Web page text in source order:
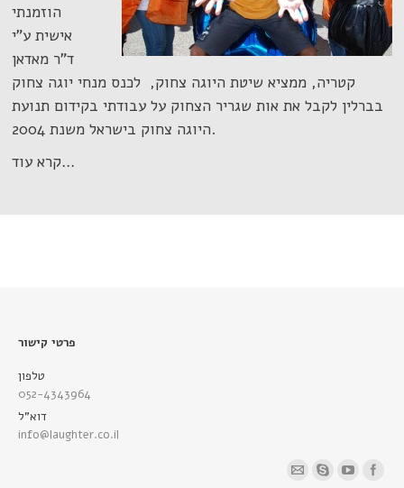
הוזמנתי
אישית ע”י
ד”ר מאדאן
קטריה, ממציא שיטת היוגה צחוק, לכנס מנחי יוגה צחוק
בברלין לקבל את אות שגריר הצחוק על עבודתי בקידום תנועת
היוגה צחוק בישראל משנת 2004.
קרא עוד…
פרטי קישור
טלפון
052-4343964
דוא"ל
info@laughter.co.il